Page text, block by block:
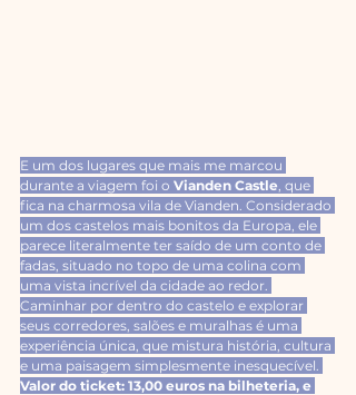
E um dos lugares que mais me marcou
durante a viagem foi o Vianden Castle, que
fica na charmosa vila de Vianden. Considerado
um dos castelos mais bonitos da Europa, ele
parece literalmente ter saído de um conto de
fadas, situado no topo de uma colina com
uma vista incrível da cidade ao redor.
Caminhar por dentro do castelo e explorar
seus corredores, salões e muralhas é uma
experiência única, que mistura história, cultura
e uma paisagem simplesmente inesquecível.
Valor do ticket: 13,00 euros na bilheteria, e